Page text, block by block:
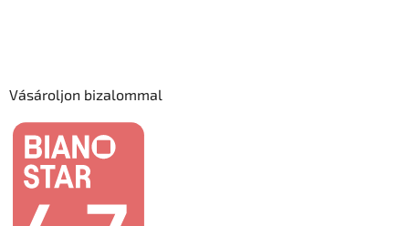
Vásároljon bizalommal